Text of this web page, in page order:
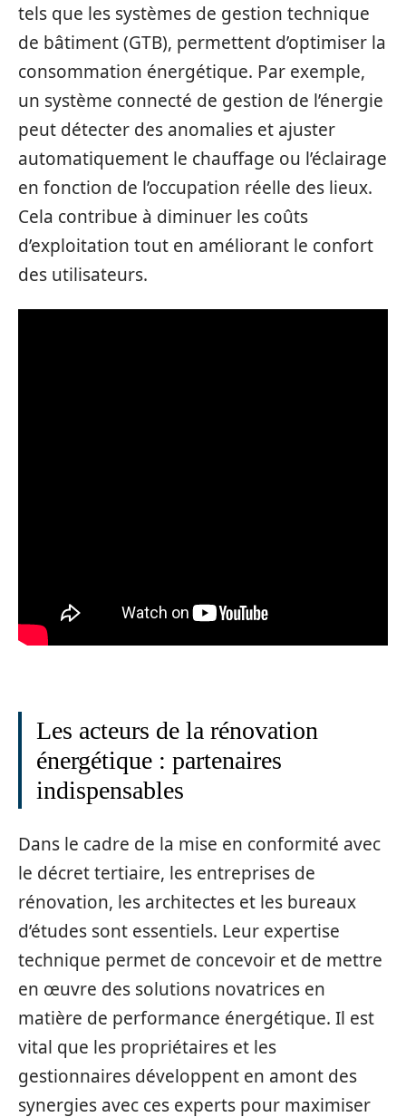
tels que les systèmes de gestion technique
de bâtiment (GTB), permettent d’optimiser la
consommation énergétique. Par exemple,
un système connecté de gestion de l’énergie
peut détecter des anomalies et ajuster
automatiquement le chauffage ou l’éclairage
en fonction de l’occupation réelle des lieux.
Cela contribue à diminuer les coûts
d’exploitation tout en améliorant le confort
des utilisateurs.
Les acteurs de la rénovation
énergétique : partenaires
indispensables
Dans le cadre de la mise en conformité avec
le décret tertiaire, les entreprises de
rénovation, les architectes et les bureaux
d’études sont essentiels. Leur expertise
technique permet de concevoir et de mettre
en œuvre des solutions novatrices en
matière de performance énergétique. Il est
vital que les propriétaires et les
gestionnaires développent en amont des
synergies avec ces experts pour maximiser